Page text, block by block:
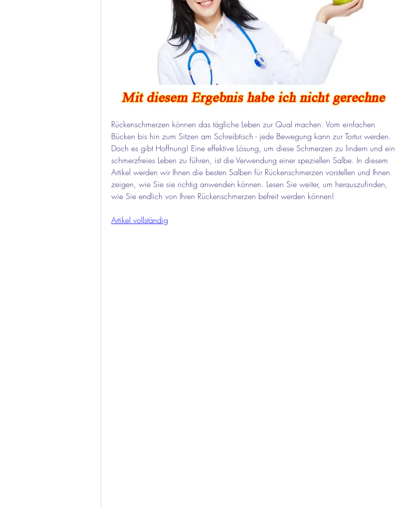
Rückenschmerzen können das tägliche Leben zur Qual machen. Vom einfachen
Bücken bis hin zum Sitzen am Schreibtisch - jede Bewegung kann zur Tortur werden.
Doch es gibt Hoffnung! Eine effektive Lösung, um diese Schmerzen zu lindern und ein
schmerzfreies Leben zu führen, ist die Verwendung einer speziellen Salbe. In diesem
Artikel werden wir Ihnen die besten Salben für Rückenschmerzen vorstellen und Ihnen
zeigen, wie Sie sie richtig anwenden können. Lesen Sie weiter, um herauszufinden,
wie Sie endlich von Ihren Rückenschmerzen befreit werden können!
Artikel vollständig